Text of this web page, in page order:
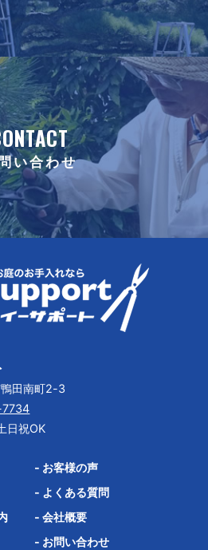
い合わせ
田南町2-3
日祝OK
- お客様の声
- よくある質問
-会社概要
- お問い合わせ